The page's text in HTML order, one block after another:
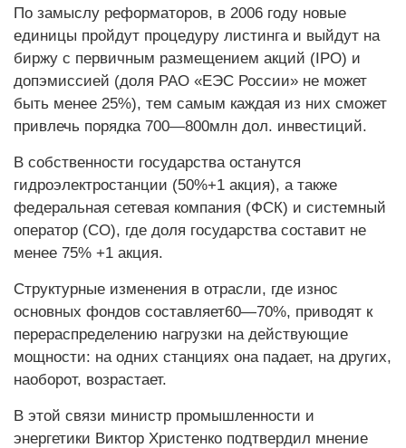
По замыслу реформаторов, в 2006 году новые
единицы пройдут процедуру листинга и выйдут на
биржу с первичным размещением акций (IPO) и
допэмиссией (доля РАО «ЕЭС России» не может
быть менее 25%), тем самым каждая из них сможет
привлечь порядка 700—800млн дол. инвестиций.
В собственности государства останутся
гидроэлектростанции (50%+1 акция), а также
федеральная сетевая компания (ФСК) и системный
оператор (СО), где доля государства составит не
менее 75% +1 акция.
Структурные изменения в отрасли, где износ
основных фондов составляет60—70%, приводят к
перераспределению нагрузки на действующие
мощности: на одних станциях она падает, на других,
наоборот, возрастает.
В этой связи министр промышленности и
энергетики Виктор Христенко подтвердил мнение